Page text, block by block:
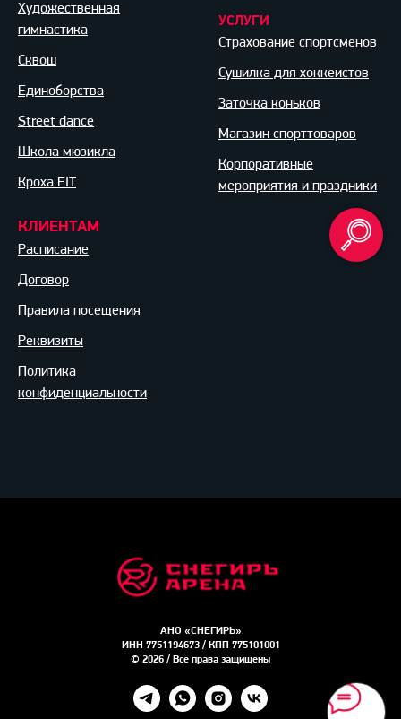
Художественная
гимнастика
Сквош
Единоборства
Street dance
Школа мюзикла
Кроха FIT
КЛИЕНТАМ
Расписание
Договор
Правила посещения
Реквизиты
Политика
конфиденциальности
УСЛУГИ
Страхование спортсменов
Сушилка для хоккеистов
Заточка коньков
Магазин спорттоваров
Корпоративные
мероприятия и праздники
АНО «СНЕГИРЬ»
ИНН 7751194673 / КПП 775101001
© 2026 / Все права защищены